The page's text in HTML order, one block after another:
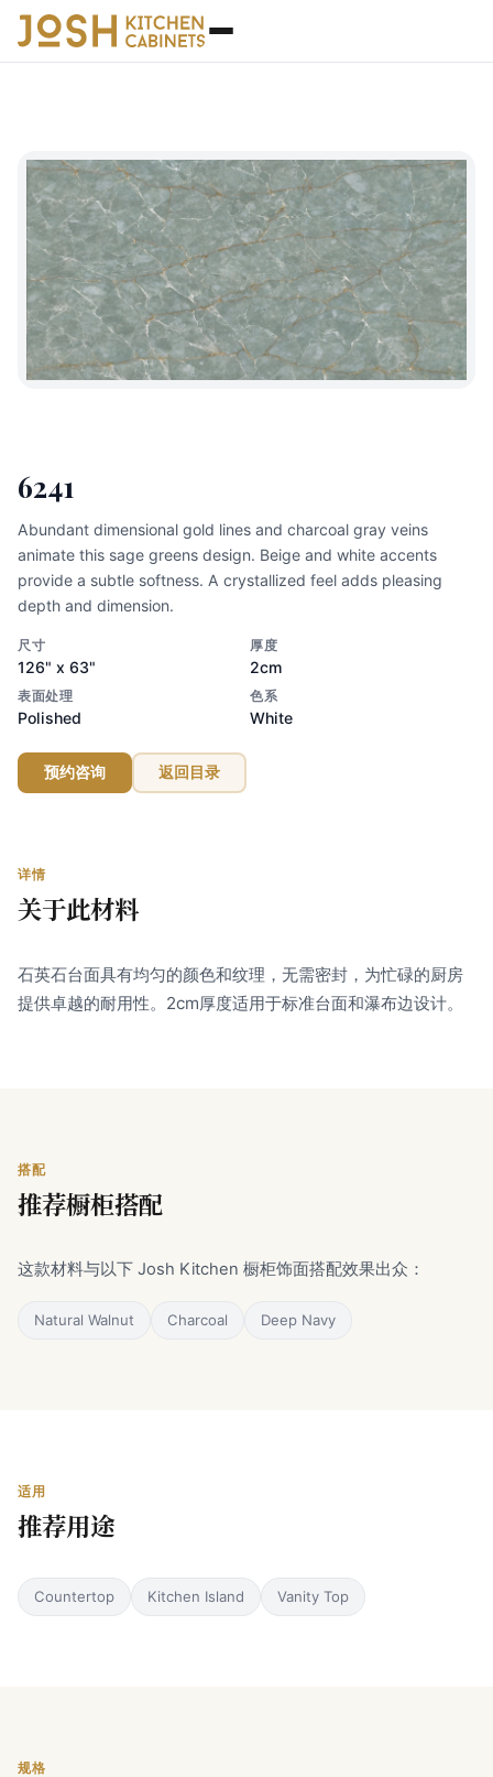
6241
Abundant dimensional gold lines and charcoal gray veins
animate this sage greens design. Beige and white accents
provide a subtle softness. A crystallized feel adds pleasing
depth and dimension.
尺寸
126" x 63"
厚度
2cm
表面处理
Polished
色系
White
预约咨询 返回目录
详情
关于此材料
石英石台面具有均匀的颜色和纹理，无需密封，为忙碌的厨房
提供卓越的耐用性。2cm厚度适用于标准台面和瀑布边设计。
搭配
推荐橱柜搭配
这款材料与以下 Josh Kitchen 橱柜饰面搭配效果出众：
Natural Walnut Charcoal Deep Navy
适用
推荐用途
Countertop Kitchen Island Vanity Top
规格